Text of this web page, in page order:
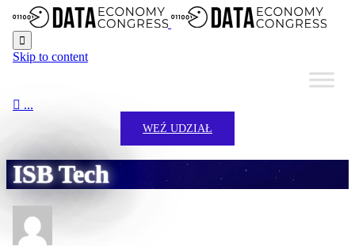

Skip to content
 ...
WEŹ UDZIAŁ
ISB Tech